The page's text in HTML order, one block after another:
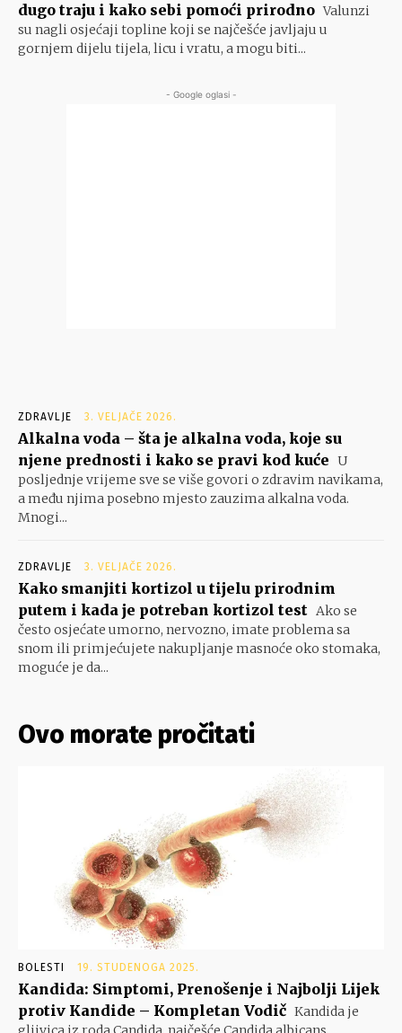
dugo traju i kako sebi pomoći prirodno Valunzi
su nagli osjećaji topline koji se najčešće javljaju u
gornjem dijelu tijela, licu i vratu, a mogu biti...
- Google oglasi -
ZDRAVLJE 3. VELJAČE 2026.
Alkalna voda – šta je alkalna voda, koje su
njene prednosti i kako se pravi kod kuće U
posljednje vrijeme sve se više govori o zdravim navikama,
a među njima posebno mjesto zauzima alkalna voda.
Mnogi...
ZDRAVLJE 3. VELJAČE 2026.
Kako smanjiti kortizol u tijelu prirodnim
putem i kada je potreban kortizol test Ako se
često osjećate umorno, nervozno, imate problema sa
snom ili primjećujete nakupljanje masnoće oko stomaka,
moguće je da...
Ovo morate pročitati
BOLESTI 19. STUDENOGA 2025.
Kandida: Simptomi, Prenošenje i Najbolji Lijek
protiv Kandide – Kompletan Vodič Kandida je